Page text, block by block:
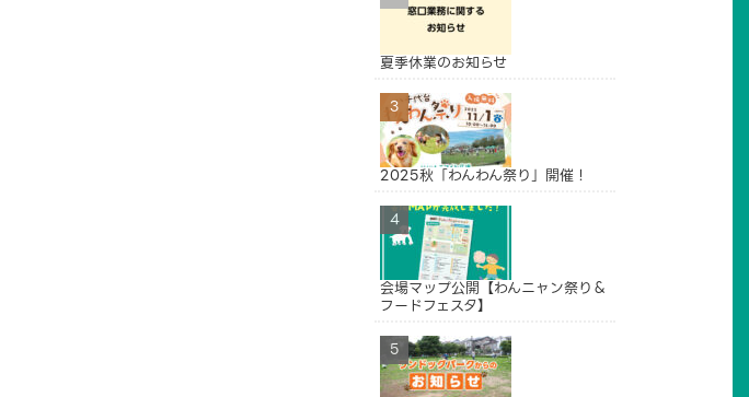
夏季休業のお知らせ
2025秋「わんわん祭り」開催！
会場マップ公開【わんニャン祭り＆
フードフェスタ】